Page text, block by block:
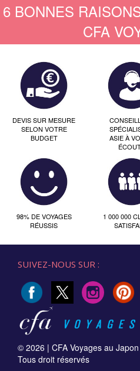
6 BONNES
CFA
DEVIS SUR MESURE
SELON VOTRE
BUDGET
ASIE À
98% DE VOYAGES
RÉUSSIS
1 000 000
SUIVEZ-NOUS SUR :
© 2026 | CFA Voyages au Japon
Tous droit réservés